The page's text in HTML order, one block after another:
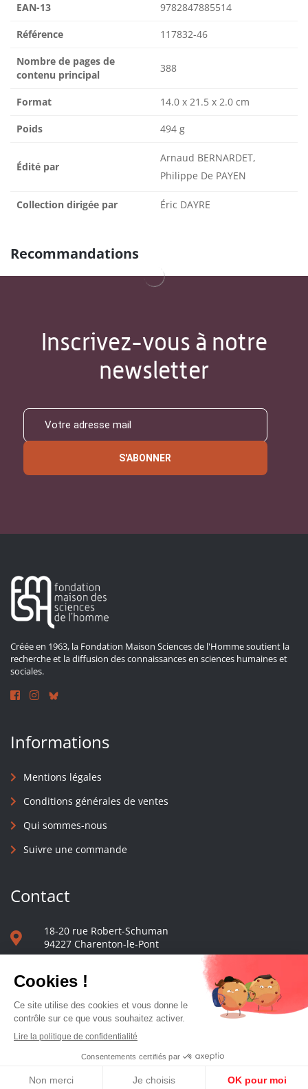
EAN-13 9782847885514
Référence 117832-46
Nombre de pages de
contenu principal
388
Format 14.0 x 21.5 x 2.0 cm
Poids 494 g
Édité par
Arnaud BERNARDET,
Philippe De PAYEN
Collection dirigée par Éric DAYRE
Recommandations
Inscrivez-vous à notre
newsletter
S'ABONNER
Créée en 1963, la Fondation Maison Sciences de l'Homme soutient la
recherche et la diffusion des connaissances en sciences humaines et
sociales.
Informations
Mentions légales
Conditions générales de ventes
Qui sommes-nous
Suivre une commande
Contact
18-20 rue Robert-Schuman
94227 Charenton-le-Pont